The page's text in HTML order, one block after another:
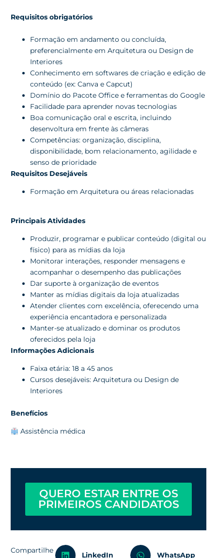
Requisitos obrigatórios
Formação em andamento ou concluída,
preferencialmente em Arquitetura ou Design de
Interiores
Conhecimento em softwares de criação e edição de
conteúdo (ex: Canva e Capcut)
Domínio do Pacote Office e ferramentas do Google
Facilidade para aprender novas tecnologias
Boa comunicação oral e escrita, incluindo
desenvoltura em frente às câmeras
Competências: organização, disciplina,
disponibilidade, bom relacionamento, agilidade e
senso de prioridade
Requisitos Desejáveis
Formação em Arquitetura ou áreas relacionadas
Principais Atividades
Produzir, programar e publicar conteúdo (digital ou
físico) para as mídias da loja
Monitorar interações, responder mensagens e
acompanhar o desempenho das publicações
Dar suporte à organização de eventos
Manter as mídias digitais da loja atualizadas
Atender clientes com excelência, oferecendo uma
experiência encantadora e personalizada
Manter-se atualizado e dominar os produtos
oferecidos pela loja
Informações Adicionais
Faixa etária: 18 a 45 anos
Cursos desejáveis: Arquitetura ou Design de
Interiores
Benefícios
Assistência médica
QUERO ESTAR ENTRE OS
PRIMEIROS CANDIDATOS
Compartilhe
LinkedIn WhatsApp